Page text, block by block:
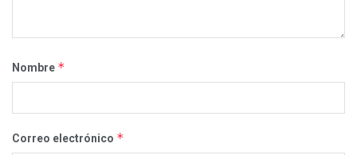
Nombre *
Correo electrónico *